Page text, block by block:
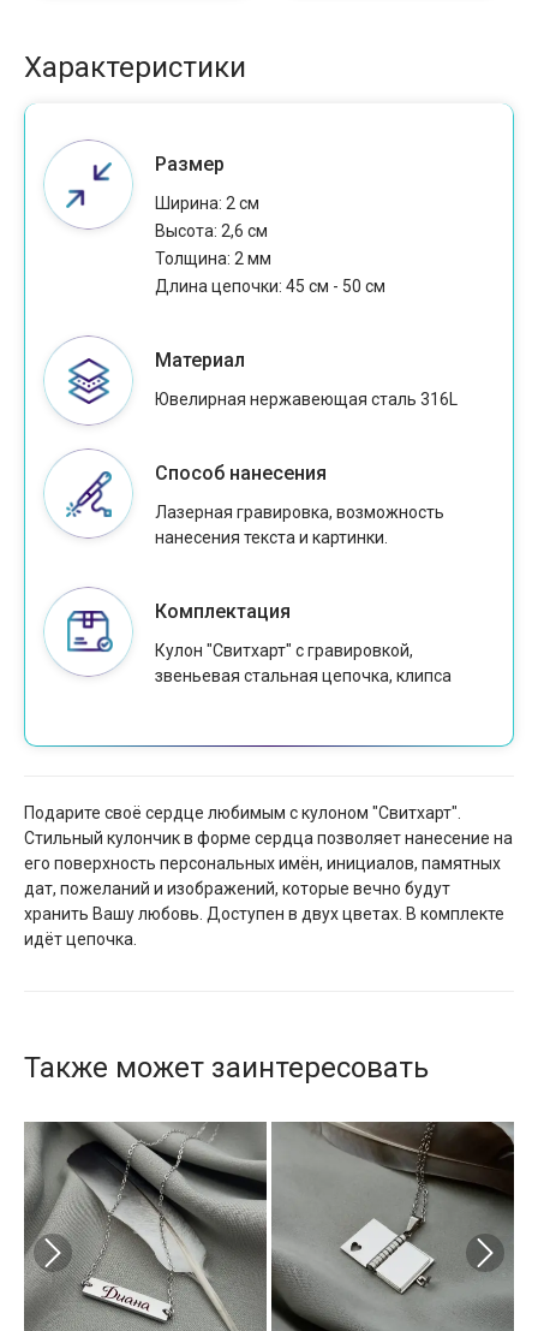
Характеристики
Размер
Ширина: 2 см
Высота: 2,6 см
Толщина: 2 мм
Длина цепочки: 45 см - 50 см
Материал
Ювелирная нержавеющая сталь 316L
Способ нанесения
Лазерная гравировка, возможность
нанесения текста и картинки.
Комплектация
Кулон "Свитхарт" с гравировкой,
звеньевая стальная цепочка, клипса
Подарите своё сердце любимым с кулоном "Свитхарт".
Стильный кулончик в форме сердца позволяет нанесение на
его поверхность персональных имён, инициалов, памятных
дат, пожеланий и изображений, которые вечно будут
хранить Вашу любовь. Доступен в двух цветах. В комплекте
идёт цепочка.
Также может заинтересовать